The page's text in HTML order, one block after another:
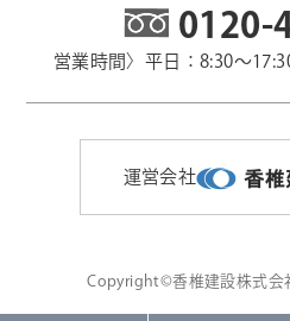
0120-
営業時間〉平日：8:30～
運営会社
Copyright©香椎建設株式会